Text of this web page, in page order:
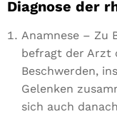
Diagnose der
Anamnese – Zu
befragt der Arzt
Beschwerden,
Gelenken
sich auch